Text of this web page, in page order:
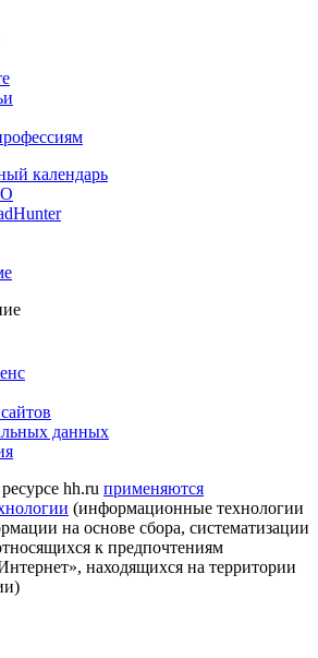
календарь
данных
hh.ru применяются
(информационные технологии
на основе сбора, систематизации
к предпочтениям
находящихся на территории